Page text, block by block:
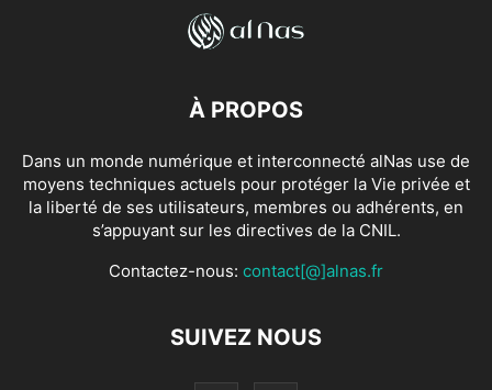
À PROPOS
Dans un monde numérique et interconnecté alNas use de
moyens techniques actuels pour protéger la Vie privée et
la liberté de ses utilisateurs, membres ou adhérents, en
s’appuyant sur les directives de la CNIL.
Contactez-nous: contact[@]alnas.fr
SUIVEZ NOUS